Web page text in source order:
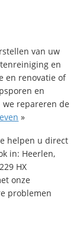
van uw
en
en renovatie of
en
repareren de
»
helpen u direct
in: Heerlen,
HX
onze
problemen